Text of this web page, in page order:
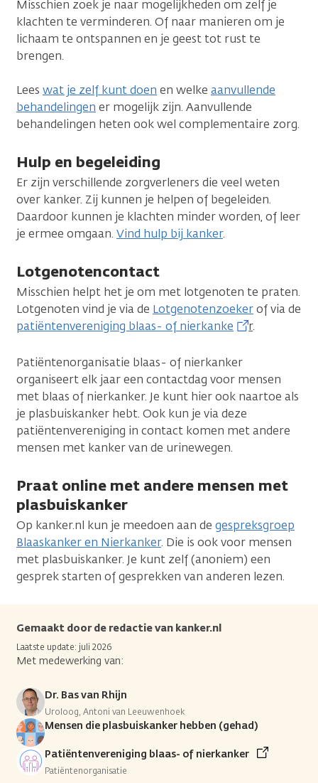
Misschien zoek je naar mogelijkheden om zelf je
klachten te verminderen. Of naar manieren om je
lichaam te ontspannen en je geest tot rust te
brengen.
Lees wat je zelf kunt doen en welke aanvullende
behandelingen er mogelijk zijn. Aanvullende
behandelingen heten ook wel complementaire zorg.
Hulp en begeleiding
Er zijn verschillende zorgverleners die veel weten
over kanker. Zij kunnen je helpen of begeleiden.
Daardoor kunnen je klachten minder worden, of leer
je ermee omgaan. Vind hulp bij kanker.
Lotgenotencontact
Misschien helpt het je om met lotgenoten te praten.
Lotgenoten vind je via de Lotgenotenzoekerof via de
patiëntenvereniging blaas- of nierkanke
r.
Patiëntenorganisatie blaas- of nierkanker
organiseert elk jaar een contactdag voor mensen
met blaas of nierkanker. Je kunt hier ook naartoe als
je plasbuiskanker hebt. Ook kun je via deze
patiëntenvereniging in contact komen met andere
mensen met kanker van de urinewegen.
Praat online met andere mensen met
plasbuiskanker
Op kanker.nl kun je meedoen aan de gespreksgroep
Blaaskanker en Nierkanker. Die is ook voor mensen
met plasbuiskanker. Je kunt zelf (anoniem) een
gesprek starten of gesprekken van anderen lezen.
Gemaakt door de redactie van kanker.nl
Laatste update: juli 2026
Met medewerking van:
Dr. Bas van Rhijn
Uroloog, Antoni van Leeuwenhoek
Mensen die plasbuiskanker hebben (gehad)
Patiëntenvereniging blaas- of nierkanker
Patiëntenorganisatie